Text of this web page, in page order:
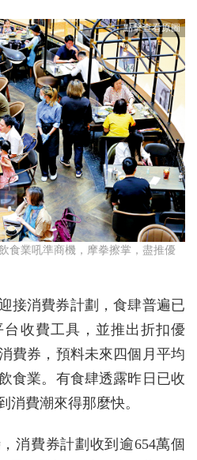
食業吼準商機，摩拳擦掌，盡推優
接消費券計劃，食肆普遍已
收費工具，並推出折扣優
費券，預料未來四個月平均
食業。有食肆透露昨日已收
消費潮來得那麼快。
消費券計劃收到逾654萬個